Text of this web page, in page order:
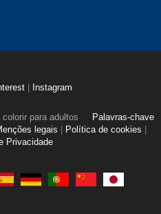
Instagram
para adultos
Palavras-chave
legais Política de cookies
Privacidade